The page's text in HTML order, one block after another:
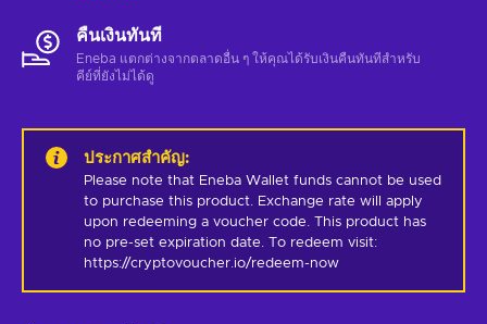
คืนเงินทันที
Eneba แตกต่างจากตลาดอื่น ๆ ให้คุณได้รับเงินคืนทันทีสําหรับ
คีย์ที่ยังไม่ได้ดู
ประกาศสำคัญ:
Please note that Eneba Wallet funds cannot be used
to purchase this product. Exchange rate will apply
upon redeeming a voucher code. This product has
no pre-set expiration date. To redeem visit:
https://cryptovoucher.io/redeem-now